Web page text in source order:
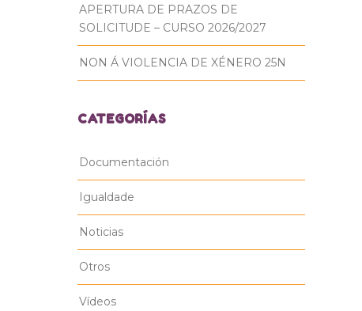
APERTURA DE PRAZOS DE
SOLICITUDE – CURSO 2026/2027
NON Á VIOLENCIA DE XÉNERO 25N
CATEGORÍAS
Documentación
Igualdade
Noticias
Otros
Vídeos